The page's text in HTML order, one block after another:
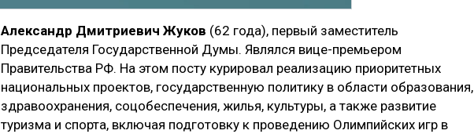
Александр Дмитриевич Жуков (62 года), первый заместитель
Председателя Государственной Думы. Являлся вице-премьером
Правительства РФ. На этом посту курировал реализацию приоритетных
национальных проектов, государственную политику в области образования,
здравоохранения, соцобеспечения, жилья, культуры, а также развитие
туризма и спорта, включая подготовку к проведению Олимпийских игр в